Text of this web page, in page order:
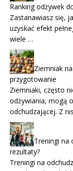
Ranking odżywek
Zastanawiasz się,
uzyskać efekt
wiele …
Ziemniak
przygotowanie
Ziemniaki, często
odżywiania, mogą
odchudzającej. Z
Treningi na
rezultaty?
Treningi na